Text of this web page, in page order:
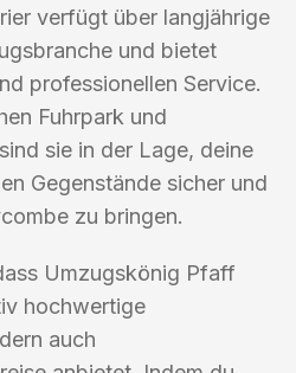
verfügt über langjährige
und bietet
professionellen Service.
Fuhrpark und
sie in der Lage, deine
Gegenstände sicher und
zu bringen.
Umzugskönig Pfaff
hochwertige
auch